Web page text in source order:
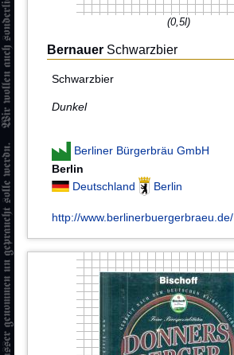
(0,5l)
Bernauer Schwarzbier
Schwarzbier
Dunkel
Berliner Bürgerbräu GmbH
Berlin
Deutschland
Berlin
http://www.berlinerbuergerbraeu.de/